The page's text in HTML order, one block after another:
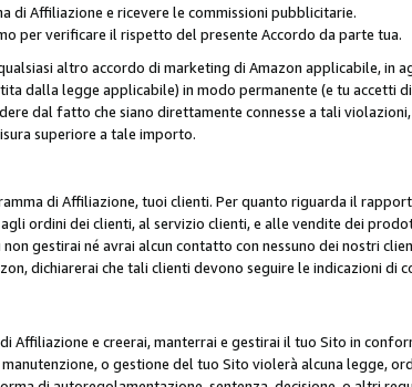
di Affiliazione e ricevere le commissioni pubblicitarie.
per verificare il rispetto del presente Accordo da parte tua.
altro accordo di marketing di Amazon applicabile, in
dalla legge applicabile) in modo permanente (e tu accetti
dal fatto che siano direttamente connesse a tali
superiore a tale importo.
di Affiliazione, tuoi clienti. Per quanto riguarda il
ordini dei clienti, al servizio clienti, e alle vendite dei
gestirai né avrai alcun contatto con nessuno dei nostri
dichiarerai che tali clienti devono seguire le indicazioni di
Affiliazione e creerai, manterrai e gestirai il tuo Sito in
o gestione del tuo Sito violerà alcuna legge,